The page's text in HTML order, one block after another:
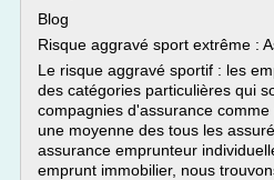
Blog
Risque aggravé sport extrême :
Le risque aggravé sportif : les
des catégories particulières qui
compagnies d'assurance
une moyenne des tous les
assurance emprunteur
emprunt immobilier, nous